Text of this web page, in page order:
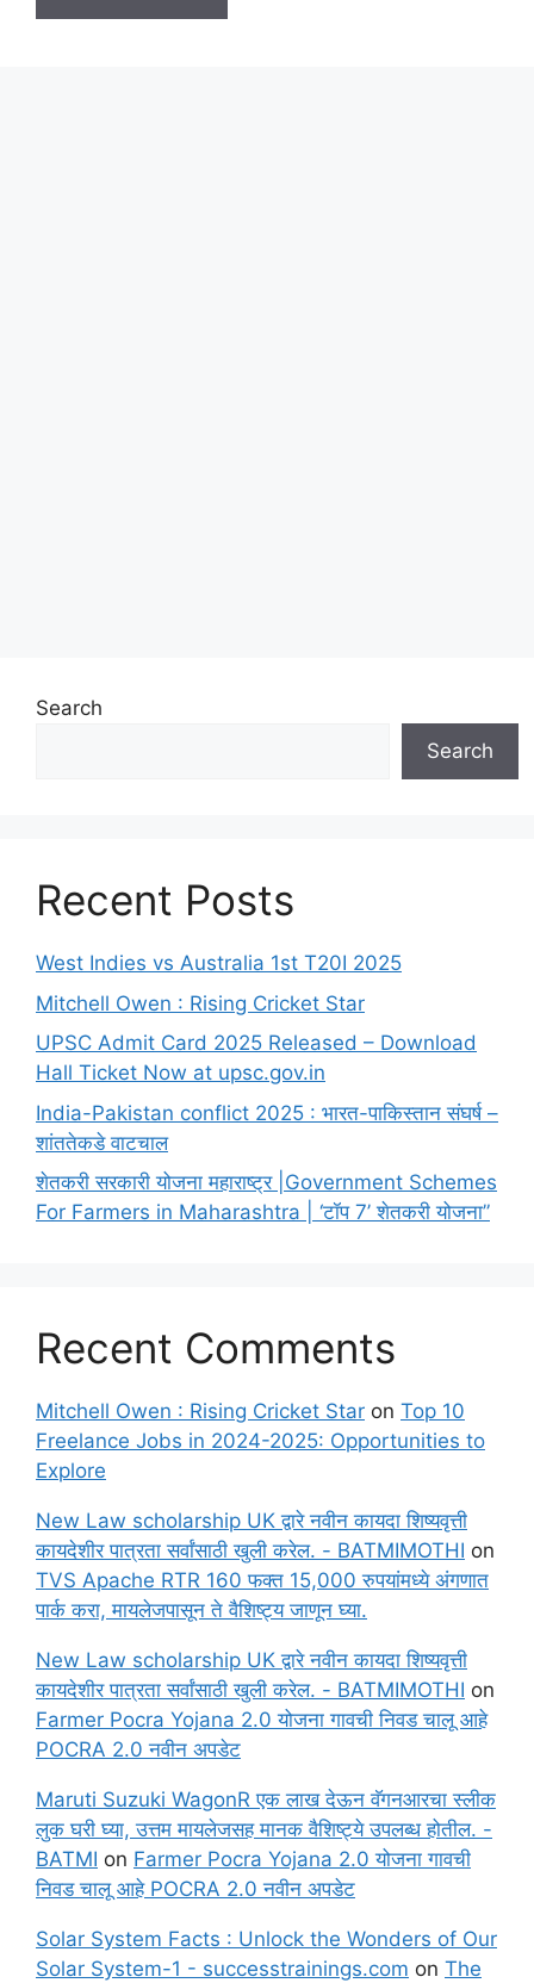
Search
Search
Recent Posts
West Indies vs Australia 1st T20I 2025
Mitchell Owen : Rising Cricket Star
UPSC Admit Card 2025 Released – Download
Hall Ticket Now at upsc.gov.in
India-Pakistan conflict 2025 : भारत-पाकिस्तान संघर्ष –
शांततेकडे वाटचाल
शेतकरी सरकारी योजना महाराष्ट्र |Government Schemes
For Farmers in Maharashtra | ‘टॉप 7’ शेतकरी योजना”
Recent Comments
Mitchell Owen : Rising Cricket Star on Top 10
Freelance Jobs in 2024-2025: Opportunities to
Explore
New Law scholarship UK द्वारे नवीन कायदा शिष्यवृत्ती
कायदेशीर पात्रता सर्वांसाठी खुली करेल. - BATMIMOTHI on
TVS Apache RTR 160 फक्त 15,000 रुपयांमध्ये अंगणात
पार्क करा, मायलेजपासून ते वैशिष्ट्य जाणून घ्या.
New Law scholarship UK द्वारे नवीन कायदा शिष्यवृत्ती
कायदेशीर पात्रता सर्वांसाठी खुली करेल. - BATMIMOTHI on
Farmer Pocra Yojana 2.0 योजना गावची निवड चालू आहे
POCRA 2.0 नवीन अपडेट
Maruti Suzuki WagonR एक लाख देऊन वॅगनआरचा स्लीक
लुक घरी घ्या, उत्तम मायलेजसह मानक वैशिष्ट्ये उपलब्ध होतील. -
BATMI on Farmer Pocra Yojana 2.0 योजना गावची
निवड चालू आहे POCRA 2.0 नवीन अपडेट
Solar System Facts : Unlock the Wonders of Our
Solar System-1 - successtrainings.com on The